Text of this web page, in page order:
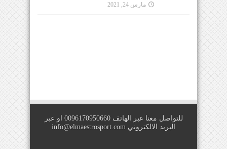
مارس 24, 2021
للتواصل معنا عبر الهاتف 0096170950660 او عبر
البريد الالكتروني info@elmaestrosport.com